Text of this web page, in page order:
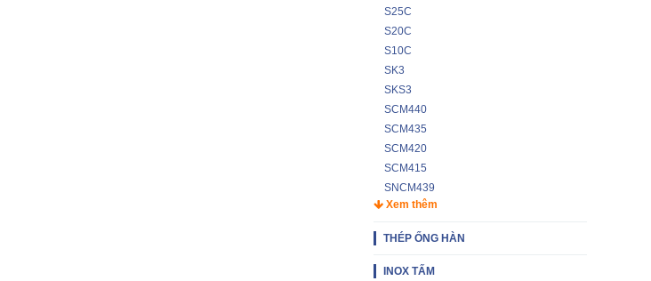
S25C
S20C
S10C
SK3
SKS3
SCM440
SCM435
SCM420
SCM415
SNCM439
Xem thêm
THÉP ỐNG HÀN
INOX TẤM